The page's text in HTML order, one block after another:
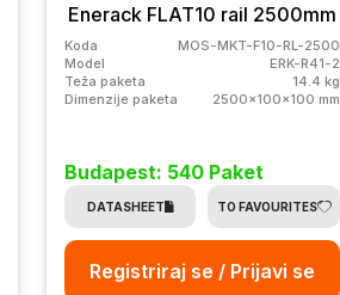
Enerack FLAT10 rail 2500mm
Koda
MOS-MKT-F10-RL-2500
Model
ERK-R41-2
Teža paketa
14.4 kg
Dimenzije paketa
2500x100x100 mm
Budapest: 540 Paket
DATASHEET TO FAVOURITES
Registriraj se / Prijavi se